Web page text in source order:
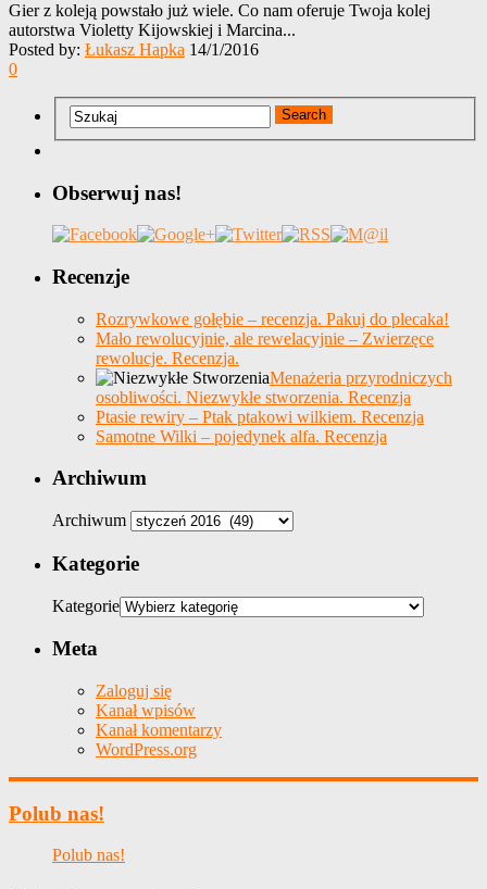
Gier z koleją powstało już wiele. Co nam oferuje Twoja kolej
autorstwa Violetty Kijowskiej i Marcina...
Posted by: Łukasz Hapka 14/1/2016
0
Obserwuj nas!
Recenzje
Rozrywkowe gołębie – recenzja. Pakuj do plecaka!
Mało rewolucyjnie, ale rewelacyjnie – Zwierzęce
rewolucje. Recenzja.
Menażeria przyrodniczych
osobliwości. Niezwykłe stworzenia. Recenzja
Ptasie rewiry – Ptak ptakowi wilkiem. Recenzja
Samotne Wilki – pojedynek alfa. Recenzja
Archiwum
Archiwum
Kategorie
Kategorie
Meta
Zaloguj się
Kanał wpisów
Kanał komentarzy
WordPress.org
Polub nas!
Polub nas!